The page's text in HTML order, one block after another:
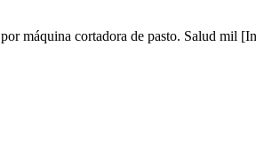
máquina cortadora de pasto. Salud mil